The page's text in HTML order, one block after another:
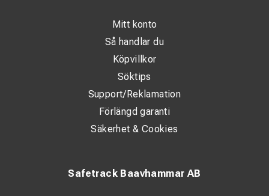
Safetrack Baavhammar AB
Mitt konto
Så handlar du
Köpvillkor
Söktips
Support/Reklamation
Förlängd garanti
Säkerhet & Cookies